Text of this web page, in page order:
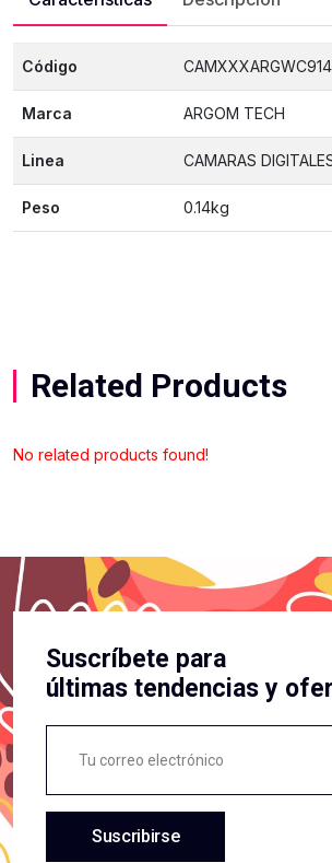
Código
Marca ARGOM TECH
Linea CAMARAS
Peso 0.14kg
Related Products
No related products found!
Suscríbete para
últimas tendencias y
Suscribirse